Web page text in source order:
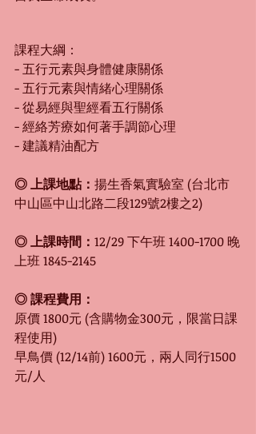
課程大綱：
- 五行元素與身體健康關係
- 五行元素與情緒心理關係
- 從易經與聖經看五行關係
- 經絡芳療如何著手調節心理
- 建議精油配方
◎ 上課地點： 揚生香氣實驗室 (台北市
中山區中山北路二段129號2樓之2)
◎ 上課時間： 12/29 下午班 1400-1700 晚
上班 1845-2145
◎ 課程費用：
原價 1800元 (含購物金300元 ， 限當日課
程使用)
早鳥價 (12/14前) 1600元，兩人同行1500
元/人